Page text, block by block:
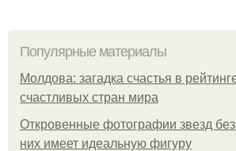
Популярные материалы
Молдова: загадка счастья в
счастливых стран мира
Откровенные фотографии звезд
них имеет идеальную фигуру